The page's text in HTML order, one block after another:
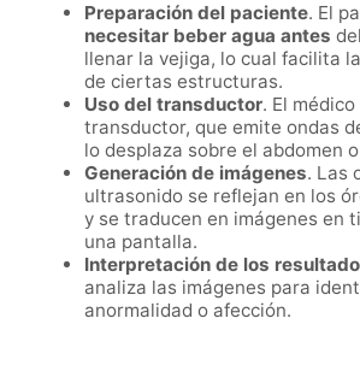
Preparación del paciente. El
necesitar beber agua antes
llenar la vejiga, lo cual facilita
de ciertas estructuras.
Uso del transductor. El
transductor, que emite ondas
lo desplaza sobre el abdomen
Generación de imágenes. Las
ultrasonido se reflejan en los
y se traducen en imágenes en
una pantalla.
Interpretación de los
analiza las imágenes para
anormalidad o afección.